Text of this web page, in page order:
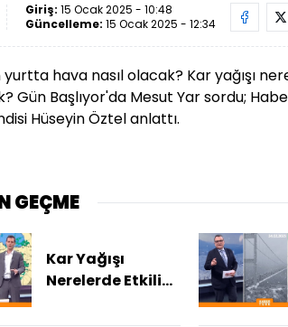
Giriş: 15 Ocak 2025 - 10:48
Güncelleme: 15 Ocak 2025 - 12:34
yurtta hava nasıl olacak? Kar yağışı
Gün Başlıyor'da Mesut Yar sordu;
Hüseyin Öztel anlattı.
GEÇME
Kar Yağışı
Nerelerde Etkili